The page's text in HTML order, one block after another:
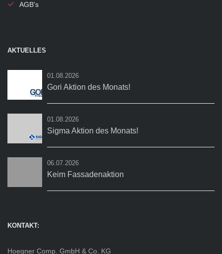
AGB's
AKTUELLES
01.08.2026
Gori Aktion des Monats!
01.08.2026
Sigma Aktion des Monats!
06.07.2026
Keim Fassadenaktion
KONTAKT:
Hoegner Comp. GmbH & Co. KG